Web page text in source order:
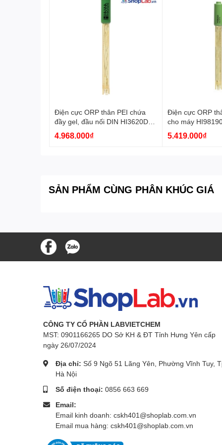
Điện cực ORP thân PEI chứa
đầy gel, đầu nối DIN HI3620D
Hanna
4.968.000₫
Điện cực ORP
cho máy
Hanna
5.419.000₫
SẢN PHẨM CÙNG PHÂN KHÚC GIÁ
CÔNG TY CỔ PHẦN LABVIETCHEM
MST: 0901166265 DO Sở KH & ĐT Tỉnh Hưng Yên cấp
ngày 26/07/2024
Địa chỉ: Số 9 Ngõ 51 Lãng Yên, Phường Vĩnh Tuy,
Hà Nội
Số điện thoại: 0856 663 669
Email:
Email kinh doanh: cskh401@shoplab.com.vn
Email mua hàng: cskh401@shoplab.com.vn